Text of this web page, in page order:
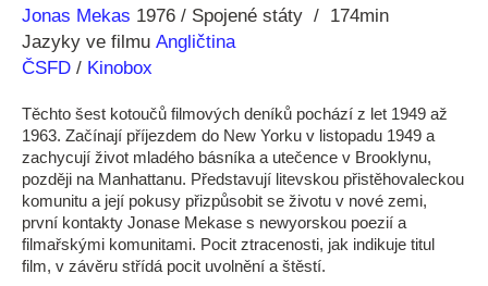
Režie
Jonas Mekas
Rok 1976 Spojené státy
174min
Jazyky ve filmu Angličtina
ČSFD / Kinobox
Těchto šest kotoučů filmových deníků pochází z let 1949 až
1963. Začínají příjezdem do New Yorku v listopadu 1949 a
zachycují život mladého básníka a utečence v Brooklynu,
později na Manhattanu. Představují litevskou přistěhovaleckou
komunitu a její pokusy přizpůsobit se životu v nové zemi,
první kontakty Jonase Mekase s newyorskou poezií a
filmařskými komunitami. Pocit ztracenosti, jak indikuje titul
film, v závěru střídá pocit uvolnění a štěstí.